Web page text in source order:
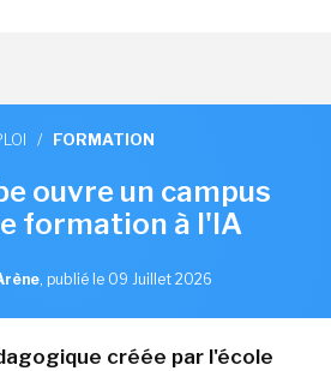
/ FORMATION
ouvre un campus
formation à l'IA
, publié le 09 Juillet 2026
créée par l'école